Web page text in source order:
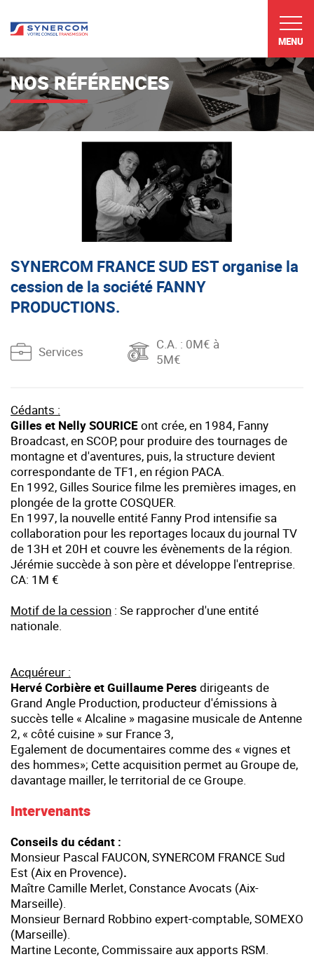
MENU
NOS RÉFÉRENCES
SYNERCOM FRANCE SUD EST organise la
cession de la société FANNY
PRODUCTIONS.
Services C.A. : 0M€ à
5M€
Cédants :
Gilles et Nelly SOURICEont crée, en 1984, Fanny
Broadcast, en SCOP, pour produire des tournages de
montagne et d'aventures, puis, la structure devient
correspondante de TF1, en région PACA.
En 1992, Gilles Sourice filme les premières images, en
plongée de la grotte COSQUER.
En 1997, la nouvelle entité Fanny Prod intensifie sa
collaboration pour les reportages locaux du journal TV
de 13H et 20H et couvre les évènements de la région.
Jérémie succède à son père et développe l'entreprise.
CA: 1M €
Motif de la cession : Se rapprocher d'une entité
nationale.
Acquéreur :
Hervé Corbière et Guillaume Peres dirigeants de
Grand Angle Production, producteur d'émissions à
succès telle « Alcaline » magasine musicale de Antenne
2, « côté cuisine » sur France 3,
Egalement de documentaires comme des « vignes et
des hommes»; Cette acquisition permet au Groupe de,
davantage mailler, le territorial de ce Groupe.
Intervenants
Conseils du cédant :
Monsieur Pascal FAUCON, SYNERCOM FRANCE Sud
Est (Aix en Provence).
Maître Camille Merlet, Constance Avocats (Aix-
Marseille).
Monsieur Bernard Robbino expert-comptable, SOMEXO
(Marseille).
Martine Leconte, Commissaire aux apports RSM.